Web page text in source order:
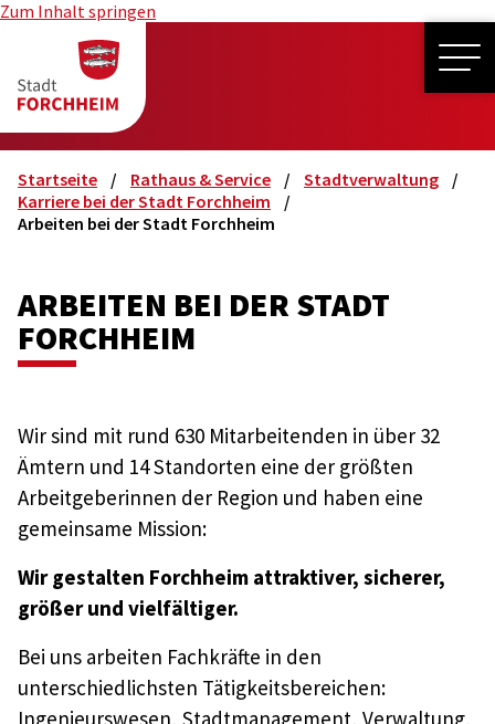
Zum Inhalt springen
Startseite Rathaus & Service
Stadtverwaltung
Karriere bei der Stadt Forchheim
Arbeiten bei der Stadt Forchheim
ARBEITEN BEI DER STADT
FORCHHEIM
Wir sind mit rund 630 Mitarbeitenden in über 32
Ämtern und 14 Standorten eine der größten
Arbeitgeberinnen der Region und haben eine
gemeinsame Mission:
Wir gestalten Forchheim attraktiver, sicherer,
größer und vielfältiger.
Bei uns arbeiten Fachkräfte in den
unterschiedlichsten Tätigkeitsbereichen:
Ingenieurswesen, Stadtmanagement, Verwaltung,